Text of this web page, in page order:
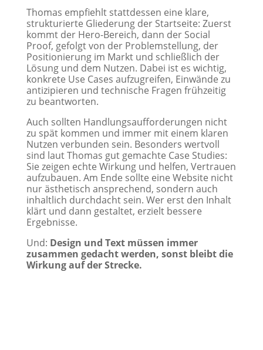
Thomas empfiehlt stattdessen eine klare,
strukturierte Gliederung der Startseite: Zuerst
kommt der Hero-Bereich, dann der Social
Proof, gefolgt von der Problemstellung, der
Positionierung im Markt und schließlich der
Lösung und dem Nutzen. Dabei ist es wichtig,
konkrete Use Cases aufzugreifen, Einwände zu
antizipieren und technische Fragen frühzeitig
zu beantworten.
Auch sollten Handlungsaufforderungen nicht
zu spät kommen und immer mit einem klaren
Nutzen verbunden sein. Besonders wertvoll
sind laut Thomas gut gemachte Case Studies:
Sie zeigen echte Wirkung und helfen, Vertrauen
aufzubauen. Am Ende sollte eine Website nicht
nur ästhetisch ansprechend, sondern auch
inhaltlich durchdacht sein. Wer erst den Inhalt
klärt und dann gestaltet, erzielt bessere
Ergebnisse.
Und: Design und Text müssen immer
zusammen gedacht werden, sonst bleibt die
Wirkung auf der Strecke.